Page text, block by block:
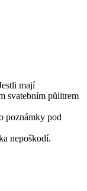
mají
svatebním půlitrem
poznámky pod
nepoškodí.